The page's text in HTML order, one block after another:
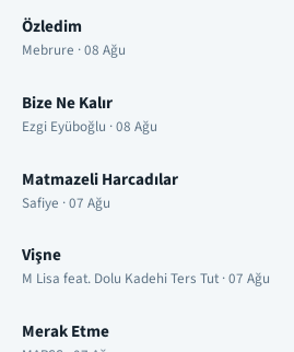
Özledim
Mebrure · 08 Ağu
Bize Ne Kalır
Ezgi Eyüboğlu · 08 Ağu
Matmazeli Harcadılar
Safiye · 07 Ağu
Vişne
M Lisa feat. Dolu Kadehi Ters Tut · 07 Ağu
Merak Etme